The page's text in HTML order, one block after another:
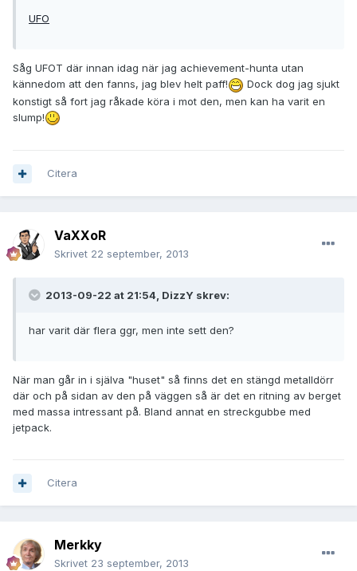
UFO
Såg UFOT där innan idag när jag achievement-hunta utan
kännedom att den fanns, jag blev helt paff!
Dock dog jag sjukt
konstigt så fort jag råkade köra i mot den, men kan ha varit en
slump!
Citera
VaXXoR
Skrivet 22 september, 2013
2013-09-22 at 21:54, DizzY skrev:
har varit där flera ggr, men inte sett den?
När man går in i själva "huset" så finns det en stängd metalldörr
där och på sidan av den på väggen så är det en ritning av berget
med massa intressant på. Bland annat en streckgubbe med
jetpack.
Citera
Merkky
Skrivet 23 september, 2013